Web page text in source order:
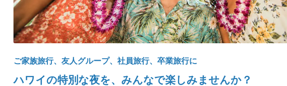
ご家族旅行、友人グループ、社員旅行、卒業旅行に
ハワイの特別な夜を、みんなで楽しみませんか？